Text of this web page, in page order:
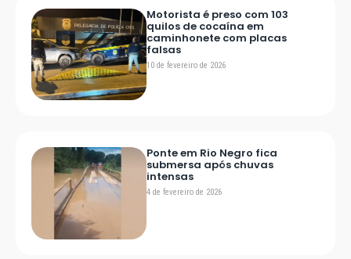
Motorista é preso com 103
quilos de cocaína em
caminhonete com placas
falsas
10 de fevereiro de 2026
Ponte em Rio Negro fica
submersa após chuvas
intensas
4 de fevereiro de 2026